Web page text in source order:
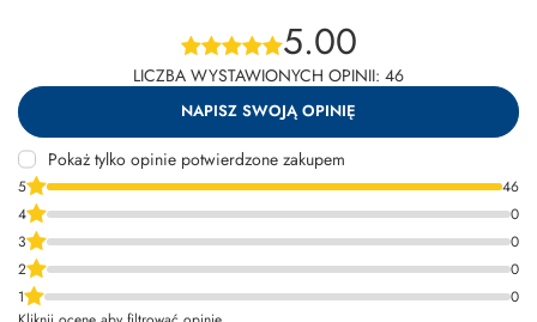
5.00
LICZBA WYSTAWIONYCH OPINII: 46
NAPISZ SWOJĄ OPINIĘ
Pokaż tylko opinie potwierdzone zakupem
5
46
4
0
3
0
2
0
1
0